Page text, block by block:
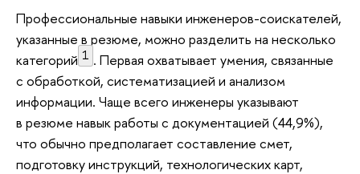
Профессиональные навыки инженеров-соискателей,
указанные в резюме, можно разделить на несколько
категорий 1 . Первая охватывает умения, связанные
с обработкой, систематизацией и анализом
информации. Чаще всего инженеры указывают
в резюме навык работы с документацией (44,9%),
что обычно предполагает составление смет,
подготовку инструкций, технологических карт,